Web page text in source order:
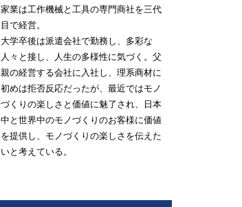
家業は工作機械と工具の専門商社を三代
目で経営。
大学卒後は派遣会社で勤務し、多彩な
人々と接し、人生の多様性に気づく。父
親の経営する会社に入社し、理系商材に
初めは拒否反応だったが、最近ではモノ
づくりの楽しさと価値に魅了され、日本
中と世界中のモノづくりのお客様に価値
を提供し、モノづくりの楽しさを伝えた
いと考えている。